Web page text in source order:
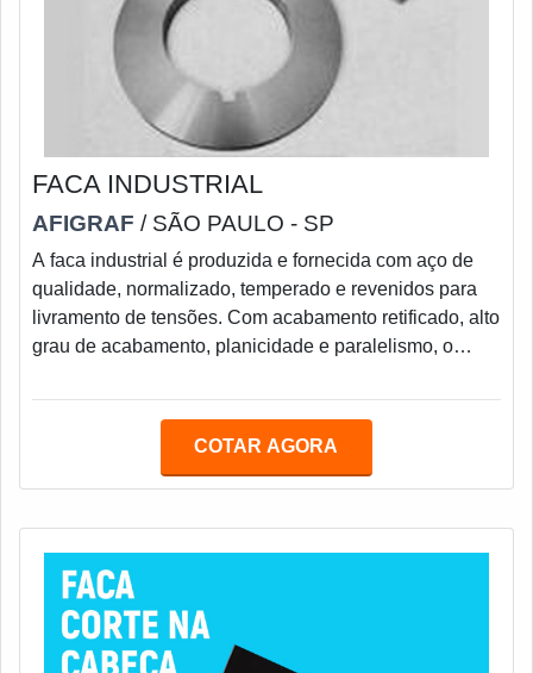
FACA INDUSTRIAL
AFIGRAF / SÃO PAULO - SP
A faca industrial é produzida e fornecida com aço de
qualidade, normalizado, temperado e revenidos para
livramento de tensões. Com acabamento retificado, alto
grau de acabamento, planicidade e paralelismo, o
demanda do cliente no mais alto nível. As facas, além
diminuir a quantidade de trocas em máquinas,
COTAR AGORA